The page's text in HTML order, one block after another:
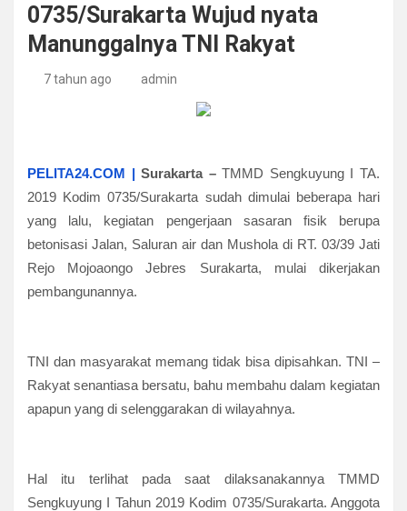
0735/Surakarta Wujud nyata
Manunggalnya TNI Rakyat
7 tahun ago admin
PELITA24.COM | Surakarta – TMMD Sengkuyung I TA.
2019 Kodim 0735/Surakarta sudah dimulai beberapa hari
yang lalu, kegiatan pengerjaan sasaran fisik berupa
betonisasi Jalan, Saluran air dan Mushola di RT. 03/39 Jati
Rejo Mojoaongo Jebres Surakarta, mulai dikerjakan
pembangunannya.
TNI dan masyarakat memang tidak bisa dipisahkan. TNI –
Rakyat senantiasa bersatu, bahu membahu dalam kegiatan
apapun yang di selenggarakan di wilayahnya.
Hal itu terlihat pada saat dilaksanakannya TMMD
Sengkuyung I Tahun 2019 Kodim 0735/Surakarta. Anggota